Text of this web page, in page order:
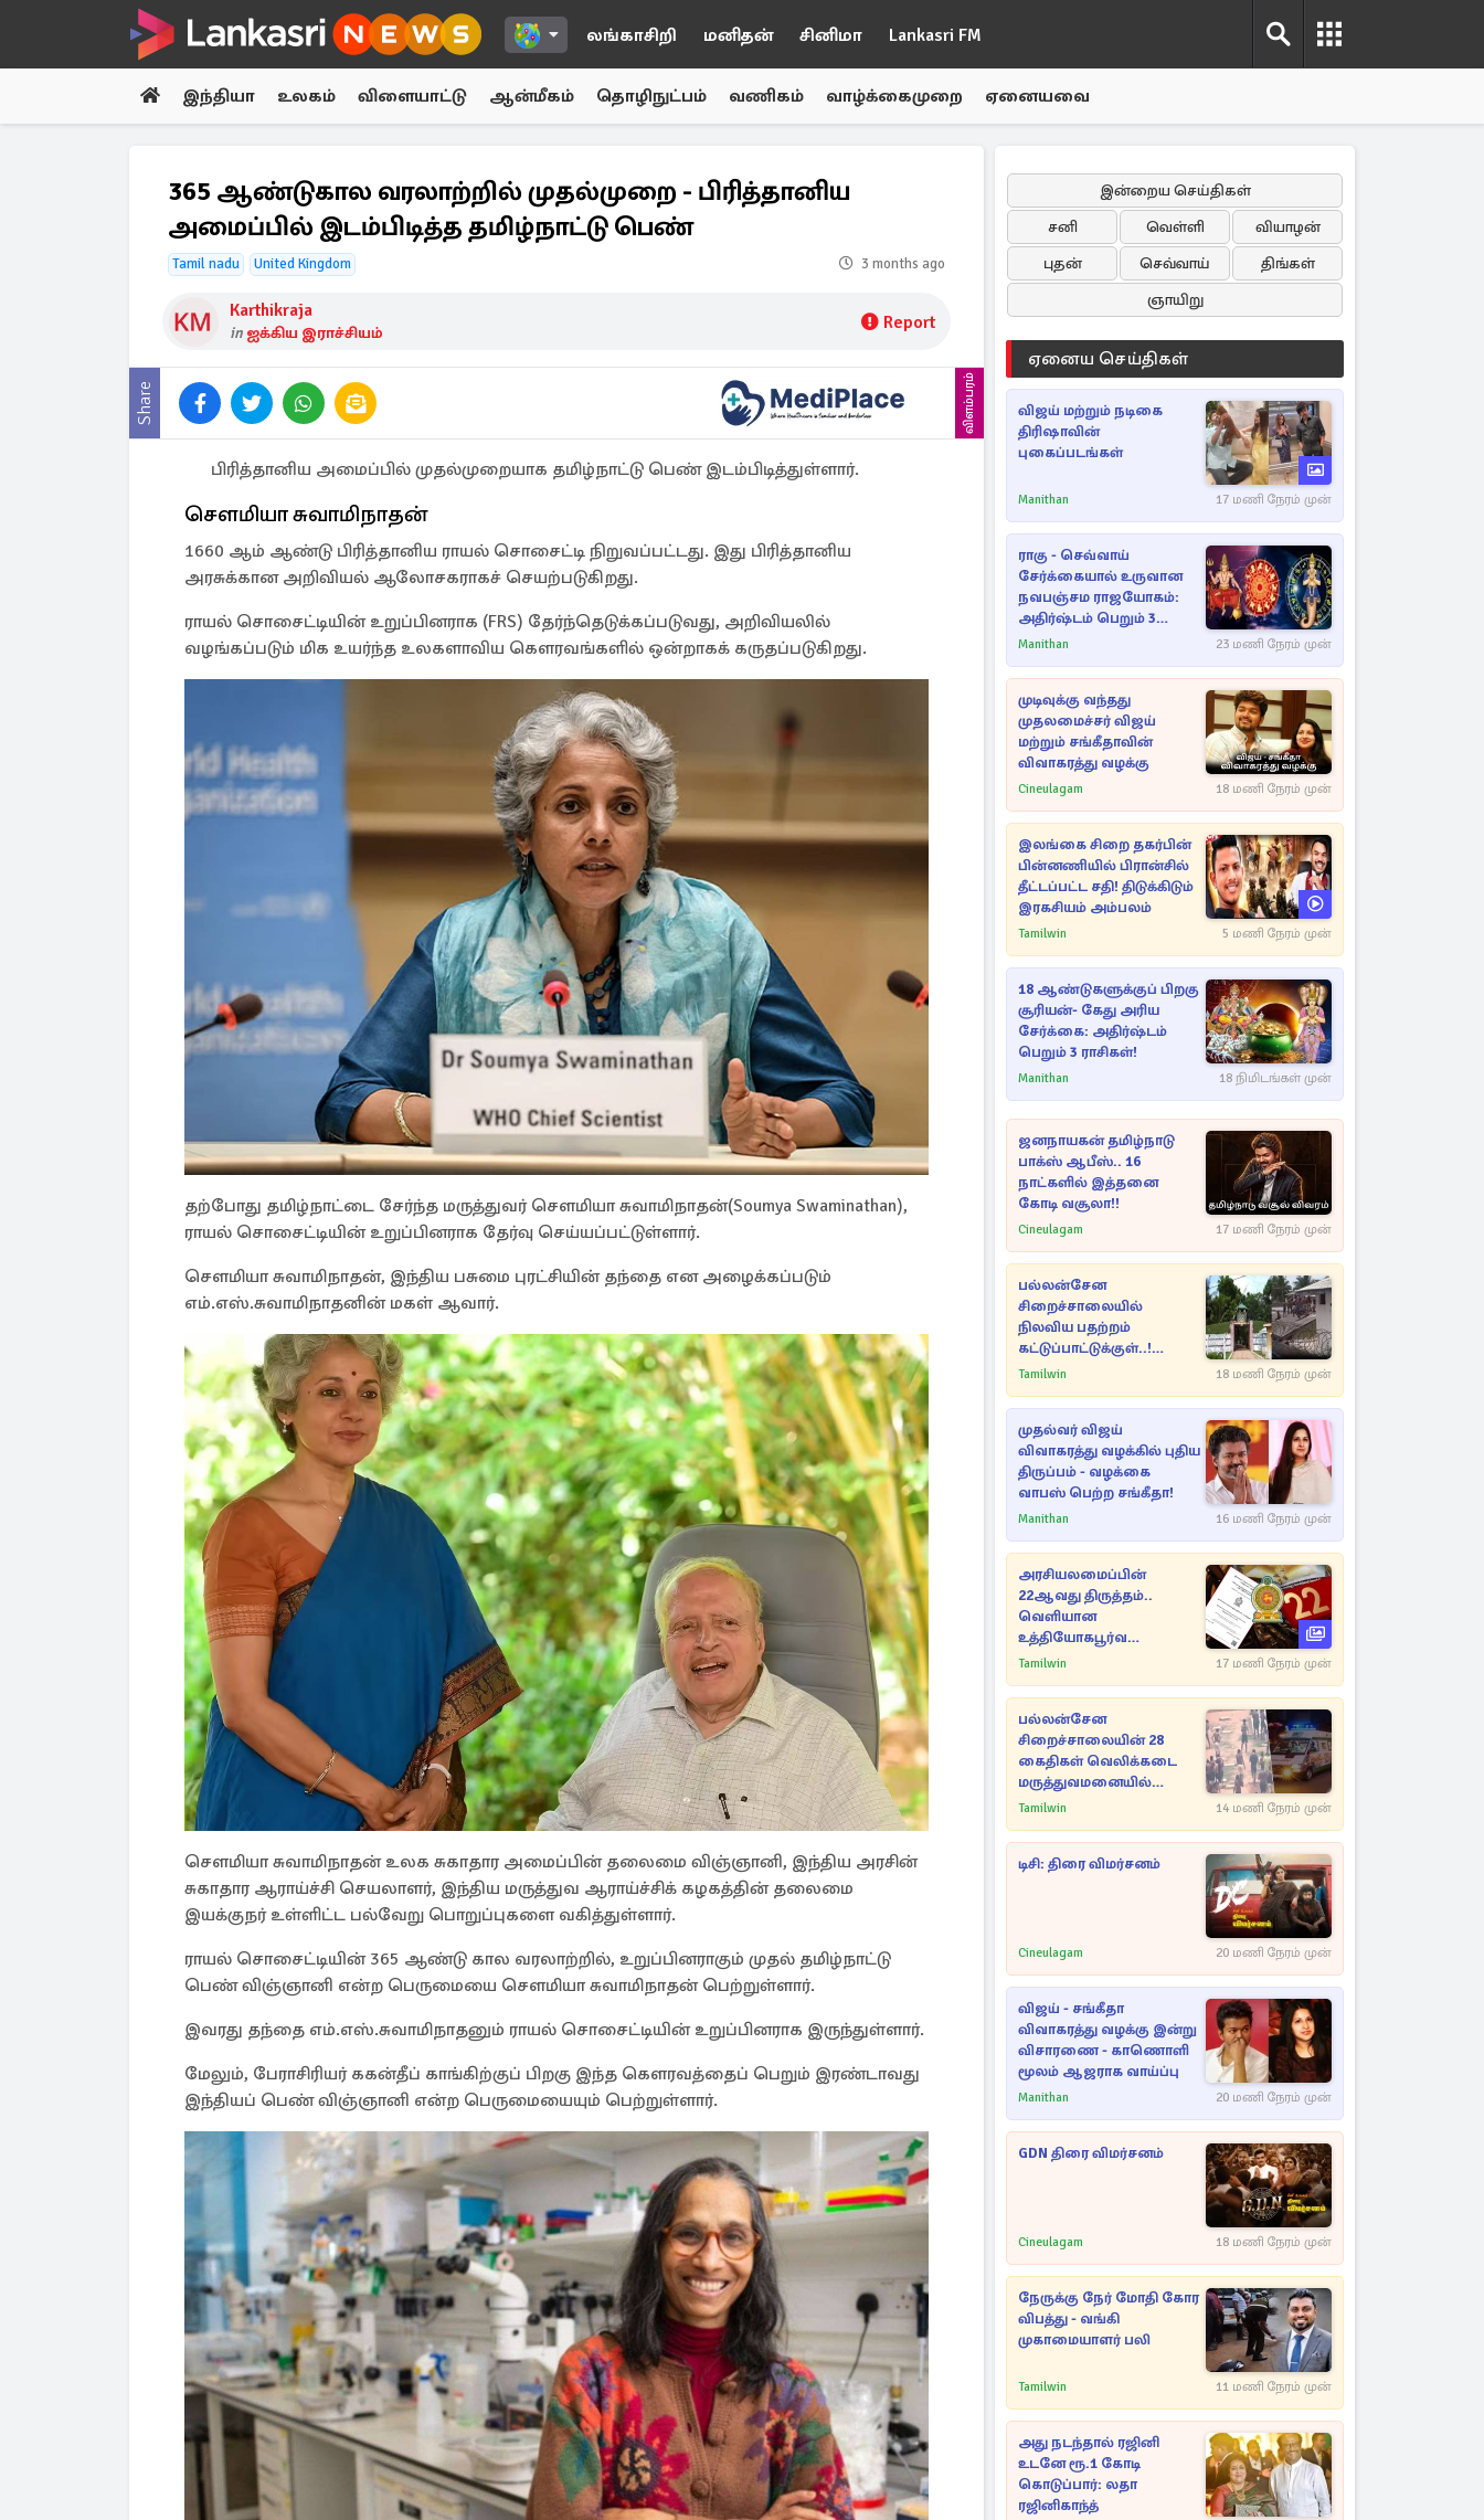
லங்காசிறி மனிதன் சினிமா Lankasri FM
இந்தியா உலகம் விளையாட்டு ஆன்மீகம் தொழிநுட்பம் வணிகம் வாழ்க்கைமுறை ஏனையவை
365 ஆண்டுகால வரலாற்றில் முதல்முறை - பிரித்தானிய
அமைப்பில் இடம்பிடித்த தமிழ்நாட்டு பெண்
Tamil nadu United Kingdom 3 months ago
Karthikraja
in ஐக்கிய இராச்சியம் Report
Share விளம்பரம்
பிரித்தானிய அமைப்பில் முதல்முறையாக தமிழ்நாட்டு பெண் இடம்பிடித்துள்ளார்.
சௌமியா சுவாமிநாதன்
1660 ஆம் ஆண்டு பிரித்தானிய ராயல் சொசைட்டி நிறுவப்பட்டது. இது பிரித்தானிய
அரசுக்கான அறிவியல் ஆலோசகராகச் செயற்படுகிறது.
ராயல் சொசைட்டியின் உறுப்பினராக (FRS) தேர்ந்தெடுக்கப்படுவது, அறிவியலில்
வழங்கப்படும் மிக உயர்ந்த உலகளாவிய கௌரவங்களில் ஒன்றாகக் கருதப்படுகிறது.
தற்போது தமிழ்நாட்டை சேர்ந்த மருத்துவர் சௌமியா சுவாமிநாதன்(Soumya Swaminathan),
ராயல் சொசைட்டியின் உறுப்பினராக தேர்வு செய்யப்பட்டுள்ளார்.
சௌமியா சுவாமிநாதன், இந்திய பசுமை புரட்சியின் தந்தை என அழைக்கப்படும்
எம்.எஸ்.சுவாமிநாதனின் மகள் ஆவார்.
சௌமியா சுவாமிநாதன் உலக சுகாதார அமைப்பின் தலைமை விஞ்ஞானி, இந்திய அரசின்
சுகாதார ஆராய்ச்சி செயலாளர், இந்திய மருத்துவ ஆராய்ச்சிக் கழகத்தின் தலைமை
இயக்குநர் உள்ளிட்ட பல்வேறு பொறுப்புகளை வகித்துள்ளார்.
ராயல் சொசைட்டியின் 365 ஆண்டு கால வரலாற்றில், உறுப்பினராகும் முதல் தமிழ்நாட்டு
பெண் விஞ்ஞானி என்ற பெருமையை சௌமியா சுவாமிநாதன் பெற்றுள்ளார்.
இவரது தந்தை எம்.எஸ்.சுவாமிநாதனும் ராயல் சொசைட்டியின் உறுப்பினராக இருந்துள்ளார்.
மேலும், பேராசிரியர் ககன்தீப் காங்கிற்குப் பிறகு இந்த கௌரவத்தைப் பெறும் இரண்டாவது
இந்தியப் பெண் விஞ்ஞானி என்ற பெருமையையும் பெற்றுள்ளார்.
இன்றைய செய்திகள்
சனி
வெள்ளி
வியாழன்
புதன்
செவ்வாய்
திங்கள்
ஞாயிறு
ஏனைய செய்திகள்
விஜய் மற்றும் நடிகை
திரிஷாவின்
புகைப்படங்கள்
Manithan 17 மணி நேரம் முன்
ராகு - செவ்வாய்
சேர்க்கையால் உருவான
நவபஞ்சம ராஜயோகம்:
அதிர்ஷ்டம் பெறும் 3
ராசிகள்!
Manithan 23 மணி நேரம் முன்
முடிவுக்கு வந்தது
முதலமைச்சர் விஜய்
மற்றும் சங்கீதாவின்
விவாகரத்து வழக்கு
Cineulagam 18 மணி நேரம் முன்
இலங்கை சிறை தகர்பின்
பின்னணியில் பிரான்சில்
தீட்டப்பட்ட சதி! திடுக்கிடும்
இரகசியம் அம்பலம்
Tamilwin 5 மணி நேரம் முன்
18 ஆண்டுகளுக்குப் பிறகு
சூரியன்- கேது அரிய
சேர்க்கை: அதிர்ஷ்டம்
பெறும் 3 ராசிகள்!
Manithan 18 நிமிடங்கள் முன்
ஜனநாயகன் தமிழ்நாடு
பாக்ஸ் ஆபீஸ்.. 16
நாட்களில் இத்தனை
கோடி வசூலா!!
Cineulagam 17 மணி நேரம் முன்
பல்லன்சேன
சிறைச்சாலையில்
நிலவிய பதற்றம்
கட்டுப்பாட்டுக்குள்..!
அதிரடியாக களமிறங்கிய
Tamilwin 18 மணி நேரம் முன்
முதல்வர் விஜய்
விவாகரத்து வழக்கில் புதிய
திருப்பம் - வழக்கை
வாபஸ் பெற்ற சங்கீதா!
Manithan 16 மணி நேரம் முன்
அரசியலமைப்பின்
22ஆவது திருத்தம்..
வெளியான
உத்தியோகபூர்வ
அறிவிப்பு!
Tamilwin 17 மணி நேரம் முன்
பல்லன்சேன
சிறைச்சாலையின் 28
கைதிகள் வெலிக்கடை
மருத்துவமனையில்
அனுமதி
Tamilwin 14 மணி நேரம் முன்
டிசி: திரை விமர்சனம்
Cineulagam 20 மணி நேரம் முன்
விஜய் - சங்கீதா
விவாகரத்து வழக்கு இன்று
விசாரணை - காணொளி
மூலம் ஆஜராக வாய்ப்பு
Manithan 20 மணி நேரம் முன்
GDN திரை விமர்சனம்
Cineulagam 18 மணி நேரம் முன்
நேருக்கு நேர் மோதி கோர
விபத்து - வங்கி
முகாமையாளர் பலி
Tamilwin 11 மணி நேரம் முன்
அது நடந்தால் ரஜினி
உடனே ரூ.1 கோடி
கொடுப்பார்: லதா
ரஜினிகாந்த்